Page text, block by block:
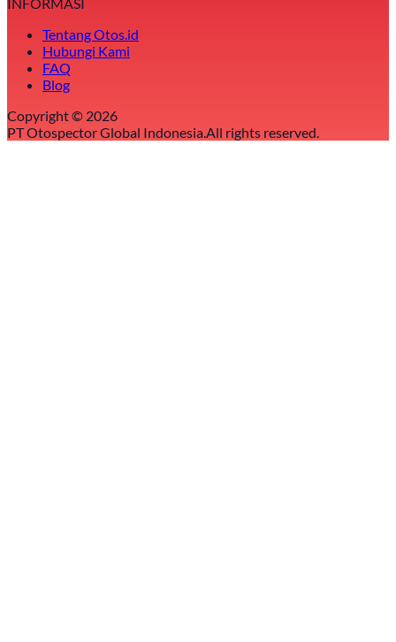
INFORMASI
Tentang Otos.id
Hubungi Kami
FAQ
Blog
Copyright © 2026
PT Otospector Global Indonesia.All rights reserved.